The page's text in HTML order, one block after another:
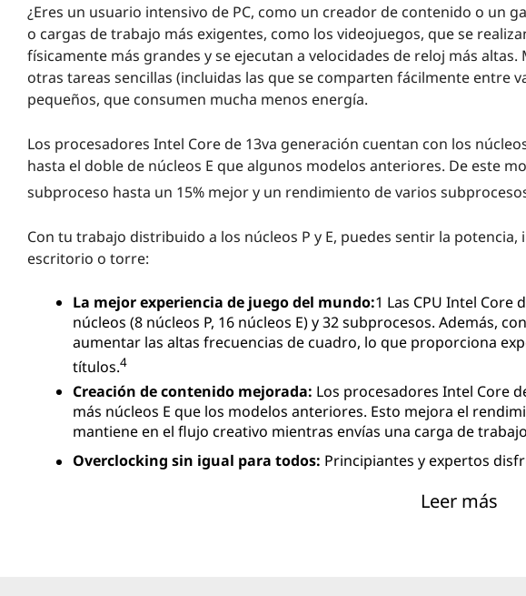
¿Eres un usuario intensivo de PC, como un creador de contenido o un
o cargas de trabajo más exigentes, como los videojuegos, que se
físicamente más grandes y se ejecutan a velocidades de reloj más
otras tareas sencillas (incluidas las que se comparten fácilmente entre
pequeños, que consumen mucha menos energía.
Los procesadores Intel Core de 13va generación cuentan con los
hasta el doble de núcleos E que algunos modelos anteriores. De este
subproceso hasta un 15% mejor y un rendimiento de varios
Con tu trabajo distribuido a los núcleos P y E, puedes sentir la
escritorio o torre:
La mejor experiencia de juego del mundo:1 Las CPU Intel Core
núcleos (8 núcleos P, 16 núcleos E) y 32 subprocesos. Además,
aumentar las altas frecuencias de cuadro, lo que proporciona
títulos.4
Creación de contenido mejorada: Los procesadores Intel Core
más núcleos E que los modelos anteriores. Esto mejora el
mantiene en el flujo creativo mientras envías una carga de
Overclocking sin igual para todos: Principiantes y expertos
overclocking con un solo clic y overclocking preconfigurados.
Leer más